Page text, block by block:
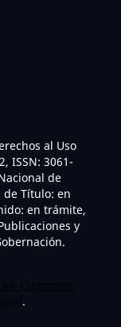
al Uso
ISSN: 3061-
de
de Título: en
en trámite,
y
.